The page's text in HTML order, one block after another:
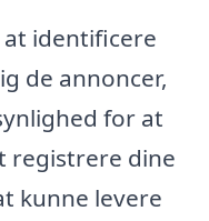
identificere
de annoncer,
for at
registrere dine
kunne levere